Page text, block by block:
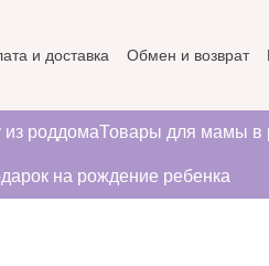
и доставка Обмен и возврат
из роддомаТовары для мамы в
на рождение ребенка